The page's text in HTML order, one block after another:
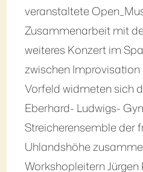
veranstaltete
Zusammenarbeit mit
weiteres Konzert im
zwischen
Vorfeld widmeten sich
Eberhard- Ludwigs-
Streicherensemble der
Uhlandshöhe
Workshopleitern